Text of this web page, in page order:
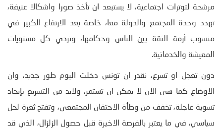
مرشحة لتوترات اجتماعية، لا يستبعد ان تأخذ صورا واشكالا عنيفة،
تهدد وحدة المجتمع والدولة معا، خاصة بعد الارتفاع الكبير في
منسوب أزمة الثقة بين الناس وحكامها، وتردي كل مستويات
المعيشة والخدماتية.
دون تعجل او تسرع، نقدر ان تونس دخلت اليوم طور جديد، وان
الاوضاع كما هي الان لا يمكن ان تستمر، ولابد من التسريع بإيجاد
تسوية عاجلة، تخفف من وطأة الاحتقان المجتمعي، وتفتح ثغرة لحل
سياسي، في ما يعتبر بالفرصة الاخيرة قبل حصول الزلزال، الذي قد